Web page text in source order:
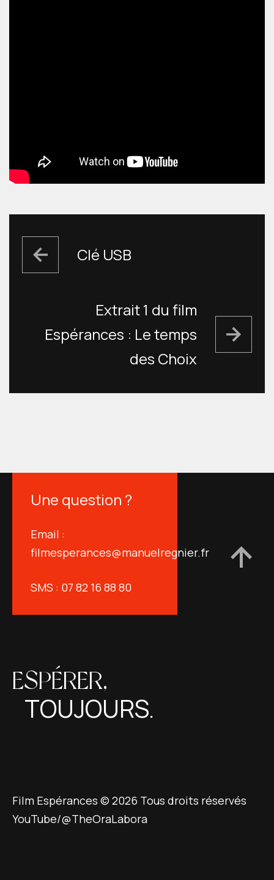
NAVIGATION
DE
L’ARTICLE
Clé USB
Extrait 1 du film
Espérances : Le temps
des Choix
ESPÉRER,
TOUJOURS.
Une question ?
Email :
filmesperances@manuelregnier.fr
SMS : 07 82 16 88 80
Film Espérances © 2026 Tous droits réservés
YouTube/@TheOraLabora